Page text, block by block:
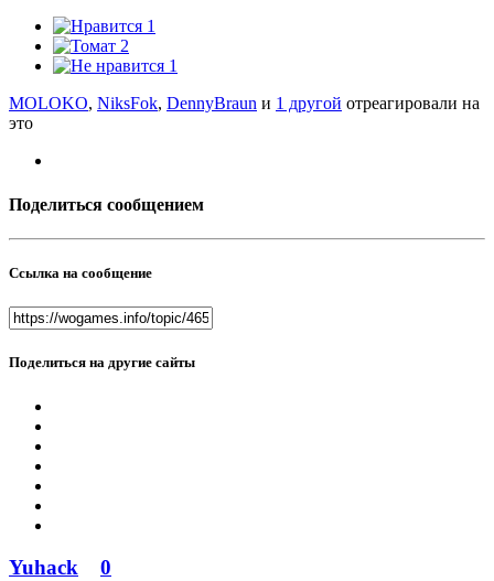
1
2
1
MOLOKO, NiksFok, DennyBraun и 1 другой отреагировали на
это
Поделиться сообщением
Ссылка на сообщение
Поделиться на другие сайты
Yuhack 0